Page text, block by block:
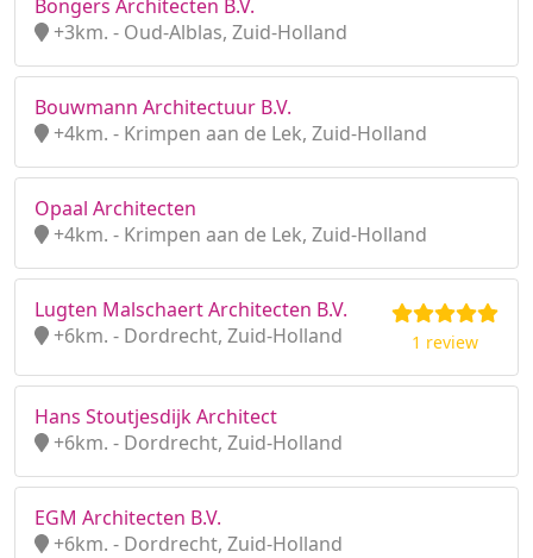
Bongers Architecten B.V.
+3km. - Oud-Alblas, Zuid-Holland
Bouwmann Architectuur B.V.
+4km. - Krimpen aan de Lek, Zuid-Holland
Opaal Architecten
+4km. - Krimpen aan de Lek, Zuid-Holland
Lugten Malschaert Architecten B.V.
+6km. - Dordrecht, Zuid-Holland
1 review
Hans Stoutjesdijk Architect
+6km. - Dordrecht, Zuid-Holland
EGM Architecten B.V.
+6km. - Dordrecht, Zuid-Holland